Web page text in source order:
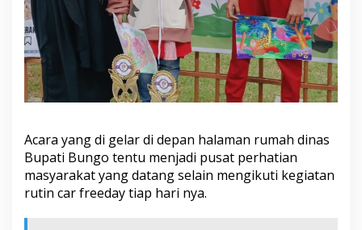
L
o
m
b
a
e
a
r
n
Acara yang di gelar di depan halaman rumah dinas
Bupati Bungo tentu menjadi pusat perhatian
masyarakat yang datang selain mengikuti kegiatan
rutin car freeday tiap hari nya.